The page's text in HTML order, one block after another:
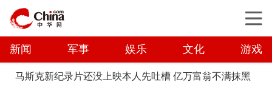
新闻 军事 娱乐 文化 游戏
马斯克新纪录片还没上映本人先吐槽 亿万富翁不满抹黑